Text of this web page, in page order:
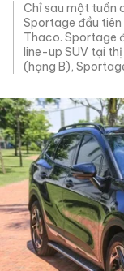
Chỉ sau một tuần
Sportage đầu
Thaco. Sportage
line-up SUV tại
(hạng B),